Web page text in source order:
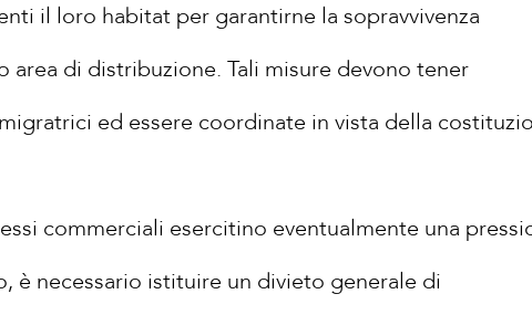
il loro habitat per garantirne la sopravvivenza
area di distribuzione. Tali misure devono tener
ed essere coordinate in vista della
commerciali esercitino eventualmente una
è necessario istituire un divieto generale di